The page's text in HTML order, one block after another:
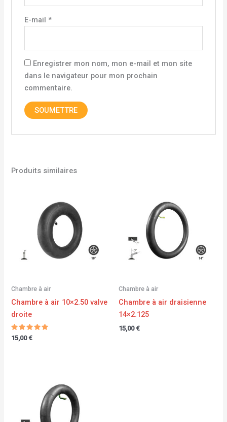
E-mail *
Enregistrer mon nom, mon e-mail et mon site
dans le navigateur pour mon prochain
commentaire.
Produits similaires
Chambre à air
Chambre à air 10×2.50 valve
droite
Note
5.00
15,00€
Chambre à air
Chambre à air draisienne
14×2.125
15,00€